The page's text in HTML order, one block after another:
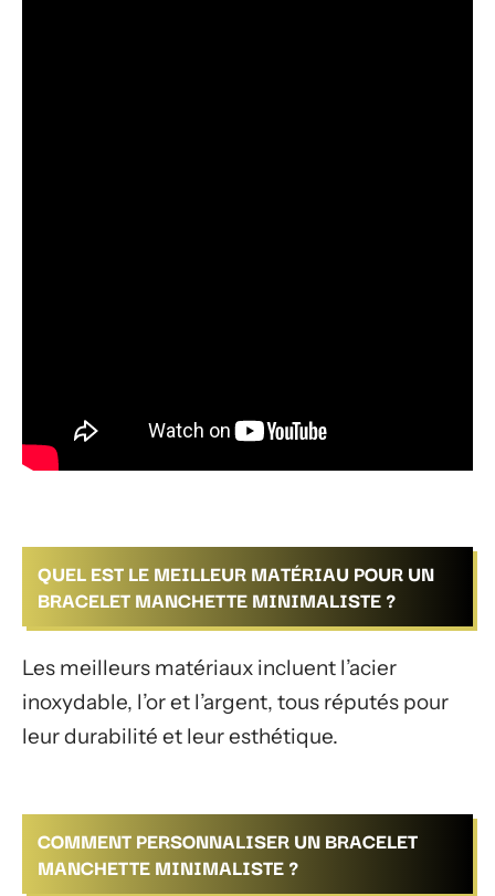
QUEL EST LE MEILLEUR MATÉRIAU POUR UN
BRACELET MANCHETTE MINIMALISTE ?
Les meilleurs matériaux incluent l’acier
inoxydable, l’or et l’argent, tous réputés pour
leur durabilité et leur esthétique.
COMMENT PERSONNALISER UN BRACELET
MANCHETTE MINIMALISTE ?